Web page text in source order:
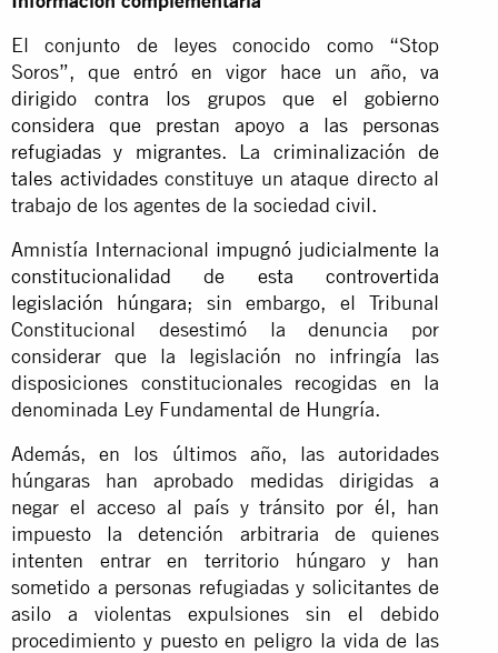
El conjunto de leyes conocido como “Stop
Soros”, que entró en vigor hace un año,va
dirigido contra los grupos que el gobierno
considera que prestan apoyo a las personas
refugiadas y migrantes. La criminalización de
tales actividadesconstituye un ataque directo al
trabajo de los agentes de la sociedad civil.
Amnistía Internacional impugnó judicialmente la
constitucionalidad de esta controvertida
legislación húngara; sin embargo, el Tribunal
Constitucional desestimó la denuncia por
considerar que la legislación no infringía las
disposiciones constitucionales recogidas en la
denominada Ley Fundamental de Hungría.
Además, en los últimos año, las autoridades
húngaras han aprobado medidas dirigidas a
negar el acceso al país y tránsito por él, han
impuesto la detención arbitraria de quienes
intenten entrar en territorio húngaro y han
sometido a personas refugiadas y solicitantes de
asilo a violentas expulsiones sin el debido
procedimiento y puesto en peligro la vida de las